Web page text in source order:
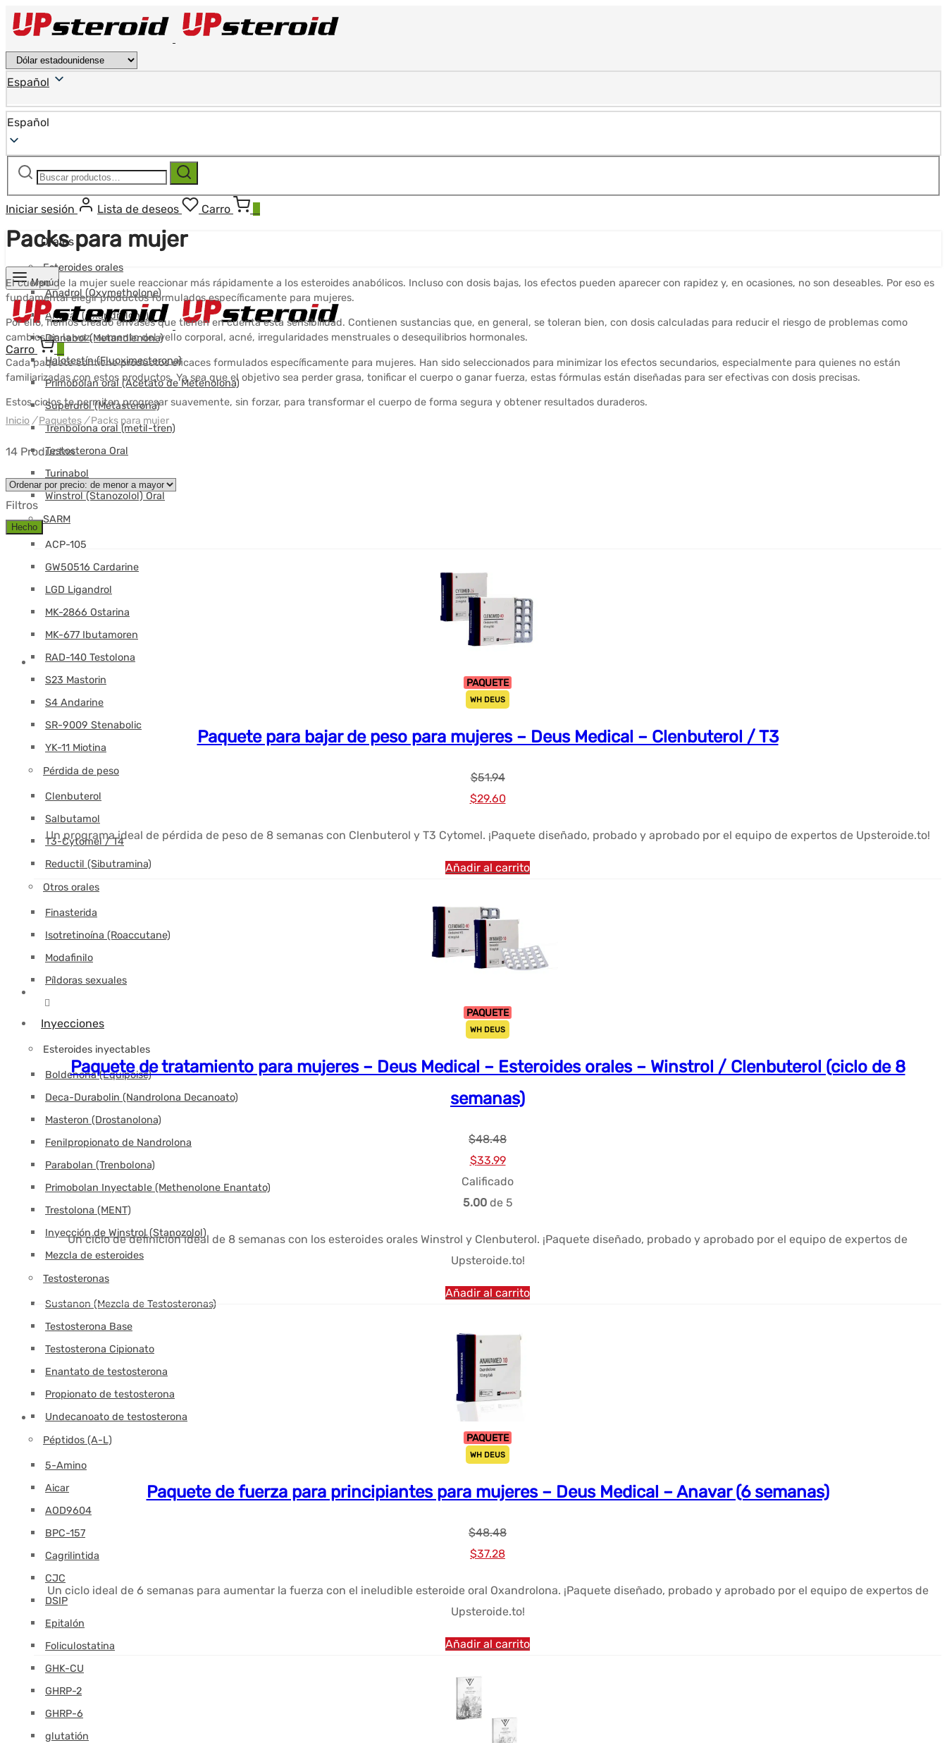
Español
Español
Buscar: Buscar
Iniciar sesión Lista de deseos Carro
Orales
Esteroides orales
Anadrol (Oxymetholone)
Anavar (Oxandrolona)
Dianabol (Metandienona)
Halotestín (Fluoximesterona)
Primobolan oral (Acetato de Metenolona)
Superdrol (Metasterona)
Trenbolona oral (metil-tren)
Testosterona Oral
Turinabol
Winstrol (Stanozolol) Oral
SARM
ACP-105
GW50516 Cardarine
LGD Ligandrol
MK-2866 Ostarina
MK-677 Ibutamoren
RAD-140 Testolona
S23 Mastorin
S4 Andarine
SR-9009 Stenabolic
YK-11 Miotina
Pérdida de peso
Clenbuterol
Salbutamol
T3-Cytomel / T4
Reductil (Sibutramina)
Otros orales
Finasterida
Isotretinoína (Roaccutane)
Modafinilo
Píldoras sexuales
Inyecciones
Esteroides inyectables
Boldenona (Equipoise)
Deca-Durabolin (Nandrolona Decanoato)
Masteron (Drostanolona)
Fenilpropionato de Nandrolona
Parabolan (Trenbolona)
Primobolan Inyectable (Methenolone Enantato)
Trestolona (MENT)
Inyección de Winstrol (Stanozolol)
Mezcla de esteroides
Testosteronas
Sustanon (Mezcla de Testosteronas)
Testosterona Base
Testosterona Cipionato
Enantato de testosterona
Propionato de testosterona
Undecanoato de testosterona
Péptidos (A-L)
5-Amino
Aicar
AOD9604
BPC-157
Cagrilintida
CJC
DSIP
Epitalón
Foliculostatina
GHK-CU
GHRP-2
GHRP-6
glutatión
Menú
Carro
Packs para mujer
El cuerpo de la mujer suele reaccionar más rápidamente a los esteroides anabólicos. Incluso con dosis bajas, los efectos pueden aparecer con rapidez y, en ocasiones, no son deseables. Por eso es
fundamental elegir productos formulados específicamente para mujeres.
Por ello, hemos creado envases que tienen en cuenta esta sensibilidad. Contienen sustancias que, en general, se toleran bien, con dosis calculadas para reducir el riesgo de problemas como
cambios en la voz, aumento del vello corporal, acné, irregularidades menstruales o desequilibrios hormonales.
Cada paquete contiene productos eficaces formulados específicamente para mujeres. Han sido seleccionados para minimizar los efectos secundarios, especialmente para quienes no están
familiarizadas con estos productos. Ya sea que el objetivo sea perder grasa, tonificar el cuerpo o ganar fuerza, estas fórmulas están diseñadas para ser efectivas con dosis precisas.
Estos ciclos te permiten progresar suavemente, sin forzar, para transformar el cuerpo de forma segura y obtener resultados duraderos.
Inicio / Paquetes /Packs para mujer
14 Productos
Filtros
Hecho
PAQUETE
WH DEUS
Paquete para bajar de peso para mujeres – Deus Medical – Clenbuterol / T3
$51.94
El
original
era:
$29.60El
actual
es:
Un programa ideal de pérdida de peso de 8 semanas con Clenbuterol y T3 Cytomel. ¡Paquete diseñado, probado y aprobado por el equipo de expertos de Upsteroide.to!
Añadir al carrito
PAQUETE
WH DEUS
Paquete de tratamiento para mujeres – Deus Medical – Esteroides orales – Winstrol / Clenbuterol (ciclo de 8
semanas)
$48.48
El
precio
original
$48.48.
$33.99El
precio
actual
$33.99.
Calificado
5.00de 5
Un ciclo de definición ideal de 8 semanas con los esteroides orales Winstrol y Clenbuterol. ¡Paquete diseñado, probado y aprobado por el equipo de expertos de
Upsteroide.to!
Añadir al carrito
PAQUETE
WH DEUS
Paquete de fuerza para principiantes para mujeres – Deus Medical – Anavar (6 semanas)
$48.48
El
original
era:
$48.48.
$37.28El
actual
es:
$37.28.
Un ciclo ideal de 6 semanas para aumentar la fuerza con el ineludible esteroide oral Oxandrolona. ¡Paquete diseñado, probado y aprobado por el equipo de expertos de
Upsteroide.to!
Añadir al carrito